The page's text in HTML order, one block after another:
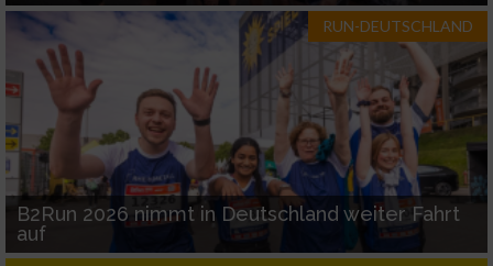
RUN-DEUTSCHLAND
B2Run 2026 nimmt in Deutschland weiter Fahrt
auf